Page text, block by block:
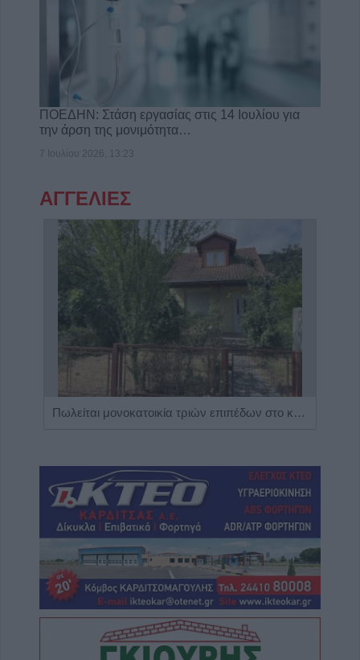
ΠΟΕΔΗΝ: Στάση εργασίας στις 14 Ιουλίου για
την άρση της μονιμότητα…
7 Ιουλίου 2026, 13:23
ΑΓΓΕΛΙΕΣ
Πωλείται μονοκατοικία τριών επιπέδων στο καταπράσινο Πευκόφυτο Καρδίτσας